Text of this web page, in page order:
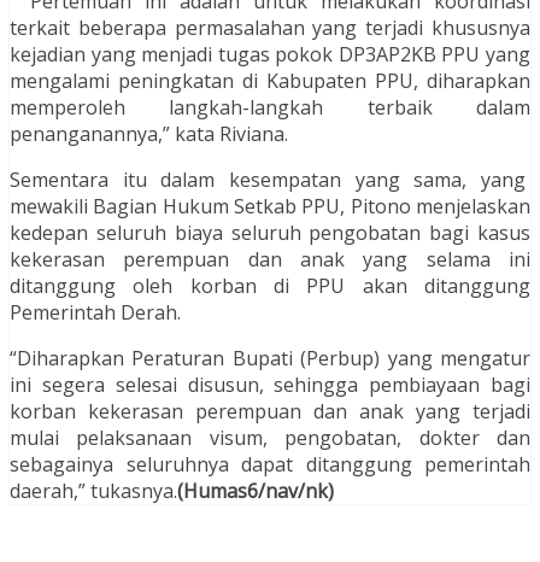
terkait beberapa permasalahan yang terjadi khususnya
kejadian yang menjadi tugas pokok DP3AP2KB PPU yang
mengalami peningkatan di Kabupaten PPU, diharapkan
memperoleh langkah-langkah terbaik dalam
penanganannya,” kata Riviana.
Sementara itu dalam kesempatan yang sama, yang
mewakili Bagian Hukum Setkab PPU, Pitono menjelaskan
kedepan seluruh biaya seluruh pengobatan bagi kasus
kekerasan perempuan dan anak yang selama ini
ditanggung oleh korban di PPU akan ditanggung
Pemerintah Derah.
“Diharapkan Peraturan Bupati (Perbup) yang mengatur
ini segera selesai disusun, sehingga pembiayaan bagi
korban kekerasan perempuan dan anak yang terjadi
mulai pelaksanaan visum, pengobatan, dokter dan
sebagainya seluruhnya dapat ditanggung pemerintah
daerah,” tukasnya.(Humas6/nav/nk)